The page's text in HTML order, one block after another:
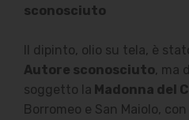
sconosciuto
Il dipinto, olio su tela, è
Autore sconosciuto, ma
soggetto la Madonna del
Borromeo e San Maiolo,